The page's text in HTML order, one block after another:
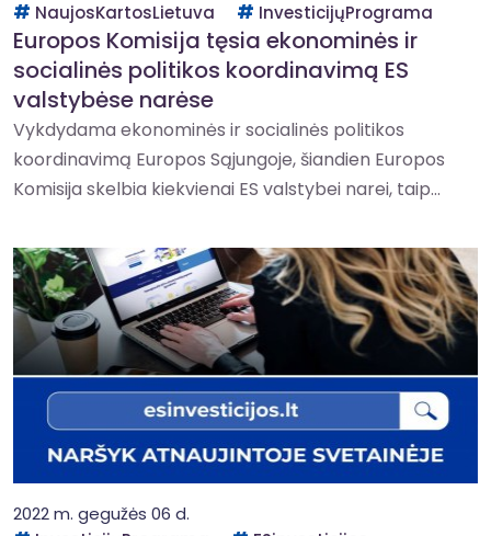
NaujosKartosLietuva
InvesticijųPrograma
Europos Komisija tęsia ekonominės ir
socialinės politikos koordinavimą ES
valstybėse narėse
Vykdydama ekonominės ir socialinės politikos
koordinavimą Europos Sąjungoje, šiandien Europos
Komisija skelbia kiekvienai ES valstybei narei, taip...
2022 m. gegužės 06 d.